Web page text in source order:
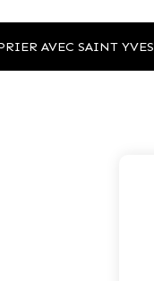
AVEC SAINT YVES